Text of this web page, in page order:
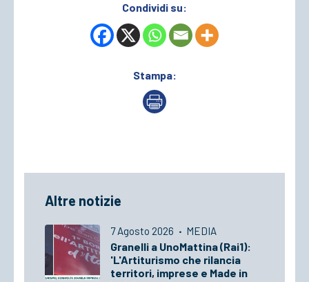
Condividi su:
Stampa:
Altre notizie
7 Agosto 2026 · MEDIA
Granelli a UnoMattina (Rai1):
'L'Artiturismo che rilancia
territori, imprese e Made in